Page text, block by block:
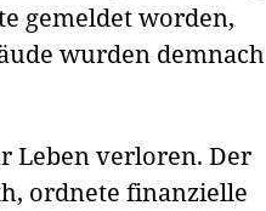
gemeldet worden,
wurden demnach
Leben verloren. Der
ordnete finanzielle